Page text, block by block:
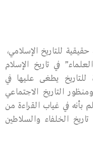
للتاريخ الإسلامي،
في تاريخ الإسلام
للتاريخ يطغى عليها في
التاريخ الاجتماعي
بأنه في غياب القراءة من
الخلفاء والسلاطين